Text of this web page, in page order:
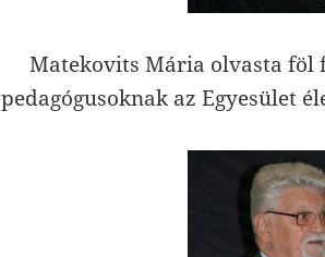
Matekovits Mária olvasta föl
pedagógusoknak az Egyesület